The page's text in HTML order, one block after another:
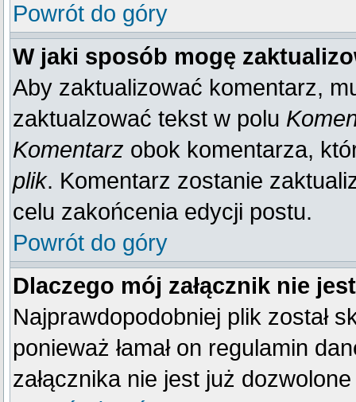
Powrót do góry
W jaki sposób mogę
Aby zaktualizować komentarz,
zaktualzować tekst w polu
Komentarz obok komentarza,
plik. Komentarz zostanie
celu zakońcenia edycji postu.
Powrót do góry
Dlaczego mój załącznik nie
Najprawdopodobniej plik został
ponieważ łamał on regulamin
załącznika nie jest już